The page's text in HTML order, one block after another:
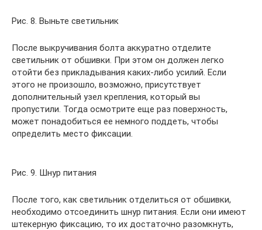
Рис. 8. Выньте светильник
После выкручивания болта аккуратно отделите
светильник от обшивки. При этом он должен легко
отойти без прикладывания каких-либо усилий. Если
этого не произошло, возможно, присутствует
дополнительный узел крепления, который вы
пропустили. Тогда осмотрите еще раз поверхность,
может понадобиться ее немного поддеть, чтобы
определить место фиксации.
Рис. 9. Шнур питания
После того, как светильник отделиться от обшивки,
необходимо отсоединить шнур питания. Если они имеют
штекерную фиксацию, то их достаточно разомкнуть,